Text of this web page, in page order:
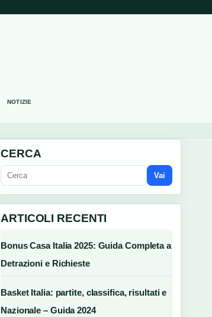
NOTIZIE
CERCA
Vai
ARTICOLI RECENTI
Bonus Casa Italia 2025: Guida Completa a
Detrazioni e Richieste
Basket Italia: partite, classifica, risultati e
Nazionale – Guida 2024